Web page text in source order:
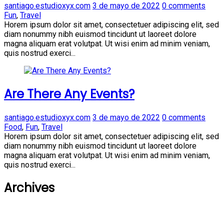
santiago.estudioxyx.com 3 de mayo de 2022 0 comments
Fun, Travel
Horem ipsum dolor sit amet, consectetuer adipiscing elit, sed
diam nonummy nibh euismod tincidunt ut laoreet dolore
magna aliquam erat volutpat. Ut wisi enim ad minim veniam,
quis nostrud exerci...
Are There Any Events?
santiago.estudioxyx.com 3 de mayo de 2022 0 comments
Food, Fun, Travel
Horem ipsum dolor sit amet, consectetuer adipiscing elit, sed
diam nonummy nibh euismod tincidunt ut laoreet dolore
magna aliquam erat volutpat. Ut wisi enim ad minim veniam,
quis nostrud exerci...
Archives